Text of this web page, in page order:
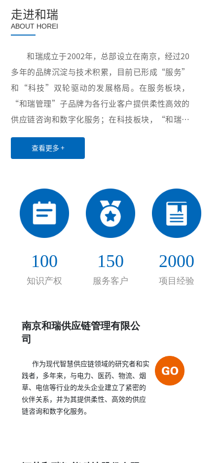
走进和瑞
ABOUT HOREI
和瑞成立于2002年，总部设立在南京，经过20
多年的品牌沉淀与技术积累，目前已形成“服务”
和“科技”双轮驱动的发展格局。在服务板块，
“和瑞管理”子品牌为各行业客户提供柔性高效的
供应链咨询和数字化服务；在科技板块，“和瑞智
业互联网三大领域，致力于为世界各地用户提供创
经验以及高效优质的售后服务，公司业务已覆盖全
国20余个省份和直辖市，并与电力、医药、水务、
第三方物流等行业的众多龙头企业建立了长期稳定
绩效提高。
查看更多 +
100
知识产权
150
服务客户
2000
项目经验
南京和瑞供应链管理有限公
司
作为现代智慧供应链领域的研究者和实
践者，多年来，与电力、医药、物流、烟
草、电信等行业的龙头企业建立了紧密的
伙伴关系，并为其提供柔性、高效的供应
链咨询和数字化服务。